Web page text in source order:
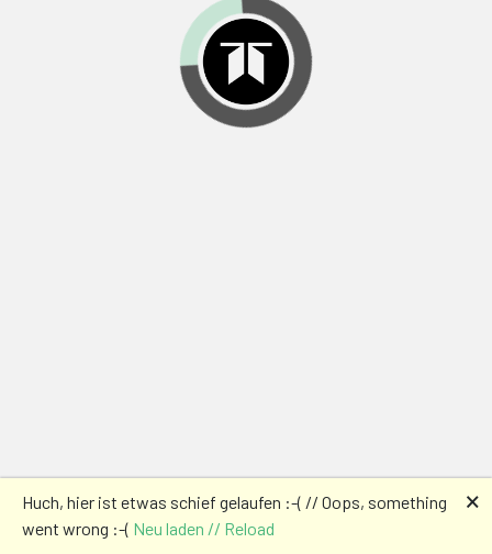
Huch, hier ist etwas schief gelaufen :-( // Oops, something
went wrong :-( Neu laden // Reload
🗙